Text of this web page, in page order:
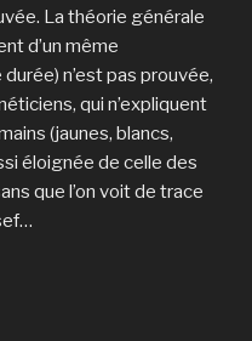
La théorie générale
d’un même
n’est pas prouvée,
qui n’expliquent
(jaunes, blancs,
éloignée de celle des
que l’on voit de trace